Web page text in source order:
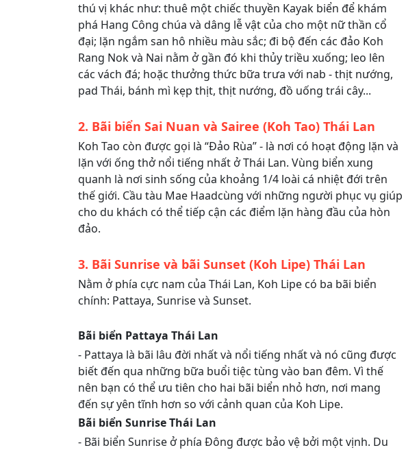
thú vị khác như: thuê một chiếc thuyền Kayak biển để khám
phá Hang Công chúa và dâng lễ vật của cho một nữ thần cổ
đại; lặn ngắm san hô nhiều màu sắc; đi bộ đến các đảo Koh
Rang Nok và Nai nằm ở gần đó khi thủy triều xuống; leo lên
các vách đá; hoặc thưởng thức bữa trưa với nab - thịt nướng,
pad Thái, bánh mì kẹp thịt, thịt nướng, đồ uống trái cây...
2. Bãi biển Sai Nuan và Sairee (Koh Tao) Thái Lan
Koh Tao còn được gọi là “Đảo Rùa” - là nơi có hoạt động lặn và
lặn với ống thở nổi tiếng nhất ở Thái Lan. Vùng biển xung
quanh là nơi sinh sống của khoảng 1/4 loài cá nhiệt đới trên
thế giới. Cầu tàu Mae Haadcùng với những người phục vụ giúp
cho du khách có thể tiếp cận các điểm lặn hàng đầu của hòn
đảo.
3. Bãi Sunrise và bãi Sunset (Koh Lipe) Thái Lan
Nằm ở phía cực nam của Thái Lan, Koh Lipe có ba bãi biển
chính: Pattaya, Sunrise và Sunset.
Bãi biển Pattaya Thái Lan
- Pattaya là bãi lâu đời nhất và nổi tiếng nhất và nó cũng được
biết đến qua những bữa buổi tiệc tùng vào ban đêm. Vì thế
nên bạn có thể ưu tiên cho hai bãi biển nhỏ hơn, nơi mang
đến sự yên tĩnh hơn so với cảnh quan của Koh Lipe.
Bãi biển Sunrise Thái Lan
- Bãi biển Sunrise ở phía Đông được bảo vệ bởi một vịnh. Du